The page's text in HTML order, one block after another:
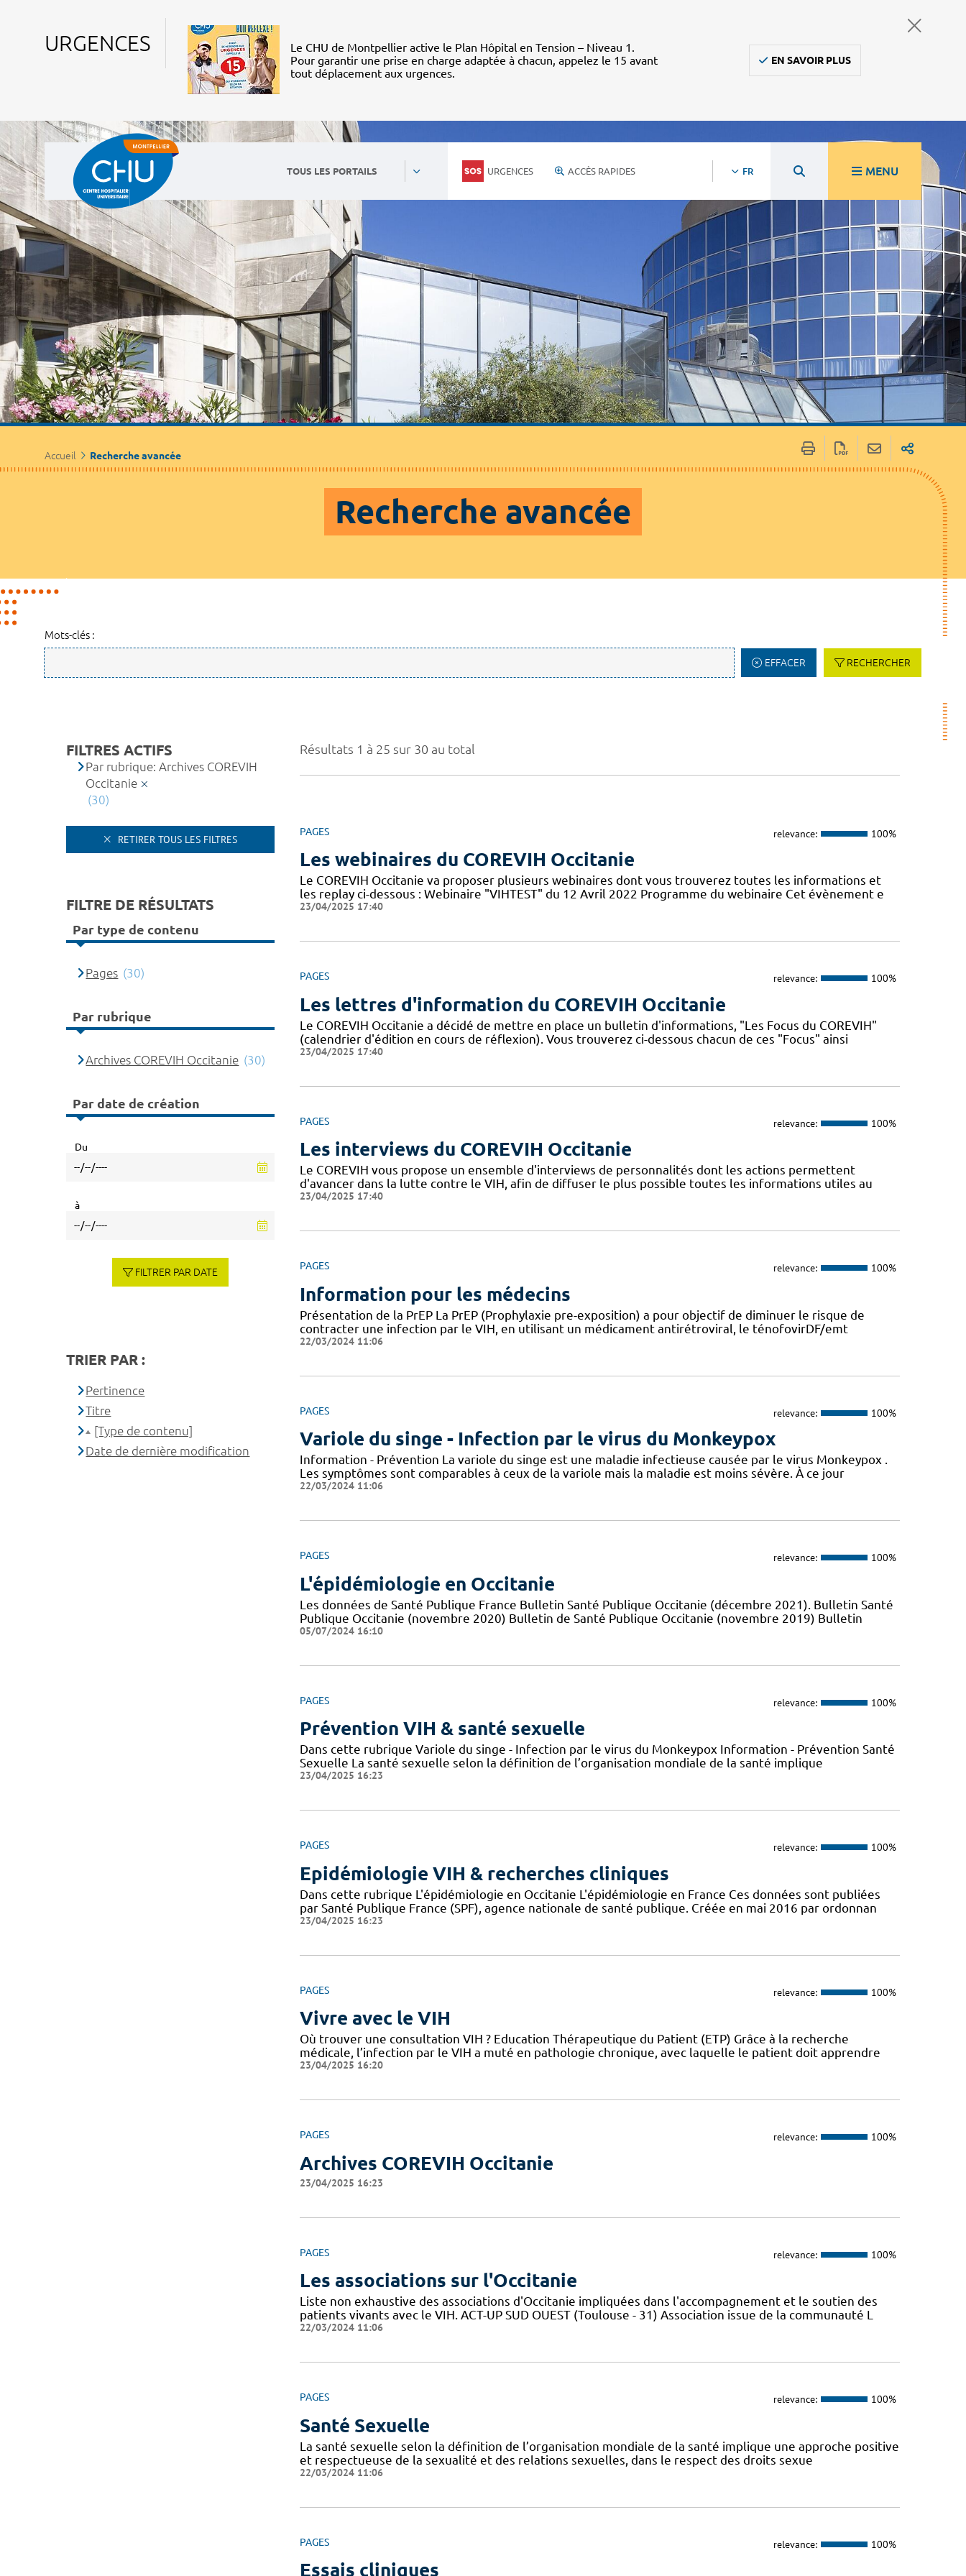
URGENCES
Le CHU de Montpellier active le Plan Hôpital en Tension – Niveau 1.
Pour garantir une prise en charge adaptée à chacun, appelez le 15 avant
tout déplacement aux urgences.
EN SAVOIR PLUS
TOUS LES PORTAILS URGENCES ACCÈS RAPIDES FR MENU
Accueil Recherche avancée
Recherche avancée
Mots-clés :
EFFACER RECHERCHER
Résultats 1 à 25 sur 30 au total
PAGES relevance: 100%
Les webinaires du COREVIH Occitanie
Le COREVIH Occitanie va proposer plusieurs webinaires dont vous trouverez toutes les informations et
les replay ci-dessous : Webinaire "VIHTEST" du 12 Avril 2022 Programme du webinaire Cet évènement e
23/04/2025 17:40
PAGES relevance: 100%
Les lettres d'information du COREVIH Occitanie
Le COREVIH Occitanie a décidé de mettre en place un bulletin d'informations, "Les Focus du COREVIH"
(calendrier d'édition en cours de réflexion). Vous trouverez ci-dessous chacun de ces "Focus" ainsi
23/04/2025 17:40
PAGES relevance: 100%
Les interviews du COREVIH Occitanie
Le COREVIH vous propose un ensemble d'interviews de personnalités dont les actions permettent
d'avancer dans la lutte contre le VIH, afin de diffuser le plus possible toutes les informations utiles au
23/04/2025 17:40
PAGES relevance: 100%
Information pour les médecins
Présentation de la PrEP La PrEP (Prophylaxie pre-exposition) a pour objectif de diminuer le risque de
contracter une infection par le VIH, en utilisant un médicament antirétroviral, le ténofovirDF/emt
22/03/2024 11:06
PAGES relevance: 100%
Variole du singe - Infection par le virus du Monkeypox
Information - Prévention La variole du singe est une maladie infectieuse causée par le virus Monkeypox .
Les symptômes sont comparables à ceux de la variole mais la maladie est moins sévère. À ce jour
22/03/2024 11:06
PAGES relevance: 100%
L'épidémiologie en Occitanie
Les données de Santé Publique France Bulletin Santé Publique Occitanie (décembre 2021). Bulletin Santé
Publique Occitanie (novembre 2020) Bulletin de Santé Publique Occitanie (novembre 2019) Bulletin
05/07/2024 16:10
PAGES relevance: 100%
Prévention VIH & santé sexuelle
Dans cette rubrique Variole du singe - Infection par le virus du Monkeypox Information - Prévention Santé
Sexuelle La santé sexuelle selon la définition de l’organisation mondiale de la santé implique
23/04/2025 16:23
PAGES relevance: 100%
Epidémiologie VIH & recherches cliniques
Dans cette rubrique L'épidémiologie en Occitanie L'épidémiologie en France Ces données sont publiées
par Santé Publique France (SPF), agence nationale de santé publique. Créée en mai 2016 par ordonnan
23/04/2025 16:23
PAGES relevance: 100%
Vivre avec le VIH
Où trouver une consultation VIH ? Education Thérapeutique du Patient (ETP) Grâce à la recherche
médicale, l’infection par le VIH a muté en pathologie chronique, avec laquelle le patient doit apprendre
23/04/2025 16:20
PAGES relevance: 100%
Archives COREVIH Occitanie
23/04/2025 16:23
PAGES relevance: 100%
Les associations sur l'Occitanie
Liste non exhaustive des associations d'Occitanie impliquées dans l'accompagnement et le soutien des
patients vivants avec le VIH. ACT-UP SUD OUEST (Toulouse - 31) Association issue de la communauté L
22/03/2024 11:06
PAGES relevance: 100%
Santé Sexuelle
La santé sexuelle selon la définition de l’organisation mondiale de la santé implique une approche positive
et respectueuse de la sexualité et des relations sexuelles, dans le respect des droits sexue
22/03/2024 11:06
PAGES relevance: 100%
Essais cliniques
FILTRES ACTIFS
Par rubrique: Archives COREVIH
Occitanie
(30)
RETIRER TOUS LES FILTRES
FILTRE DE RÉSULTATS
Par type de contenu
Pages (30)
Par rubrique
Archives COREVIH Occitanie (30)
Par date de création
Du
à
FILTRER PAR DATE
TRIER PAR :
Pertinence
Titre
[Type de contenu]
Date de dernière modification